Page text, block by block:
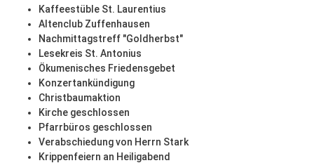
Kaffeestüble St. Laurentius
Altenclub Zuffenhausen
Nachmittagstreff "Goldherbst"
Lesekreis St. Antonius
Ökumenisches Friedensgebet
Konzertankündigung
Christbaumaktion
Kirche geschlossen
Pfarrbüros geschlossen
Verabschiedung von Herrn Stark
Krippenfeiern an Heiligabend